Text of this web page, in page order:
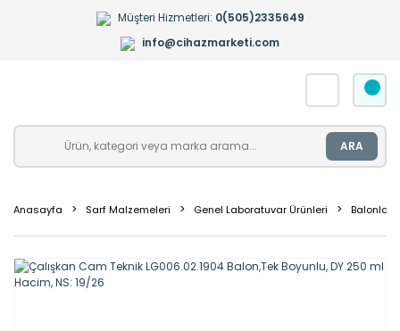
Müşteri Hizmetleri: 0(505)2335649
info@cihazmarketi.com
ARA
Anasayfa Sarf Malzemeleri Genel Laboratuvar Ürünleri Balonlar